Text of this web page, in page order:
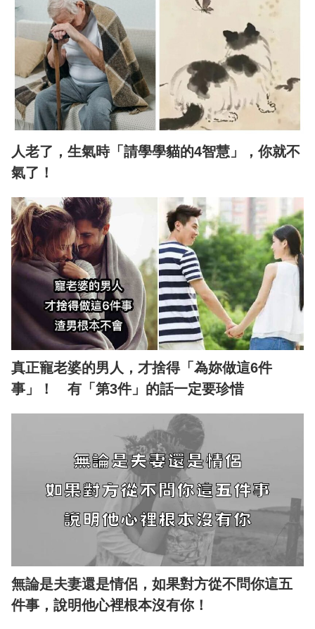
人老了，生氣時「請學學貓的4智慧」，你就不
氣了！
真正寵老婆的男人，才捨得「為妳做這6件
事」！ 有「第3件」的話一定要珍惜
無論是夫妻還是情侶，如果對方從不問你這五
件事，說明他心裡根本沒有你！